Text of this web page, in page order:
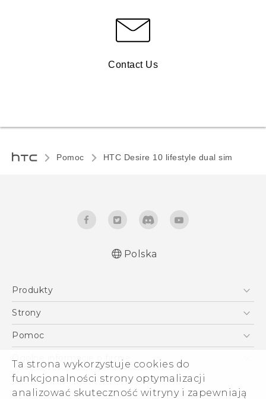
Ta strona wykorzystuje cookies do
funkcjonalności strony optymalizacji
analizować skuteczność witryny i zapewniają
Contact Us
Pomoc HTC Desire 10 lifestyle dual sim‎
Polish - Wytyczne dotyczące bezpieczeństwa i
English - User manual
English - Safety and regulatory guide
Polska
Produkty
Smartfony
VIVE
Akcesoria
Strony
HTC Vive
Pomoc
Pomoc E-commerce
Ogólne informacje o firmie
ESG